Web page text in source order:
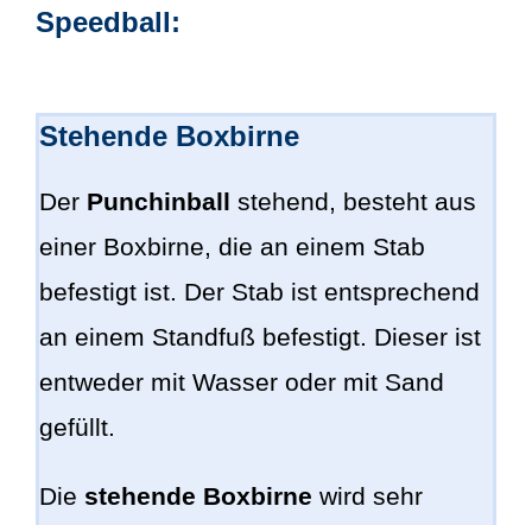
Speedball:
Stehende Boxbirne
Der Punchinball stehend, besteht aus
einer Boxbirne, die an einem Stab
befestigt ist. Der Stab ist entsprechend
an einem Standfuß befestigt. Dieser ist
entweder mit Wasser oder mit Sand
gefüllt.
Die stehende Boxbirne wird sehr